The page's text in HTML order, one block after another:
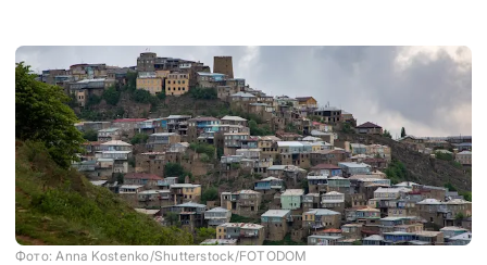
Фото: Anna Kostenko/Shutterstock/FOTODOM